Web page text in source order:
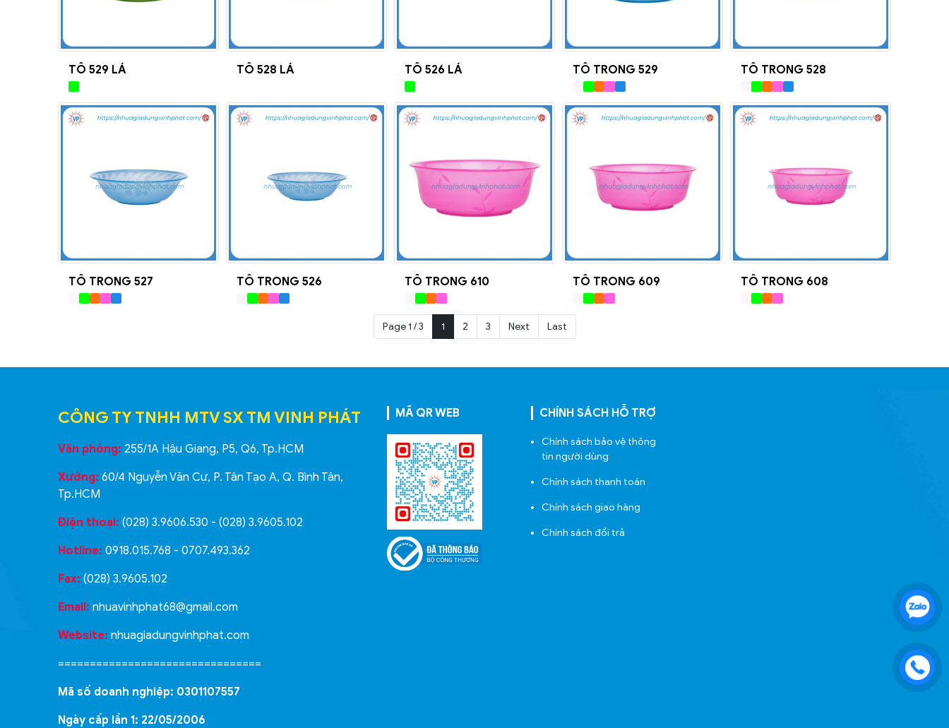
TÔ 529 LÁ TÔ 528 LÁ TÔ 526 LÁ TÔ TRONG 529 TÔ TRONG 528
TÔ TRONG 527 TÔ TRONG 526 TÔ TRONG 610 TÔ TRONG 609 TÔ TRONG 608
Page 1 / 3 1 2 3 Next Last
CÔNG TY TNHH MTV SX TM VINH PHÁT
Văn phòng: 255/1A Hậu Giang, P5, Q6, Tp.HCM
Xưởng: 60/4 Nguyễn Văn Cự, P. Tân Tạo A, Q. Bình Tân,
Tp.HCM
Điện thoại: (028) 3.9606.530 - (028) 3.9605.102
Hotline: 0918.015.768 - 0707.493.362
Fax: (028) 3.9605.102
Email: nhuavinhphat68@gmail.com
Website: nhuagiadungvinhphat.com
================================
Mã số doanh nghiệp: 0301107557
Ngày cấp lần 1: 22/05/2006
MÃ QR WEB CHÍNH SÁCH HỖ TRỢ
Chính sách bảo vệ thông
tin người dùng
Chính sách thanh toán
Chính sách giao hàng
Chính sách đổi trả